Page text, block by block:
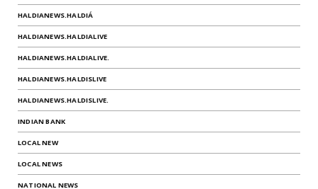
HALDIANEWS.HALDIÁ
HALDIANEWS.HALDIALIVE
HALDIANEWS.HALDIALIVE.
HALDIANEWS.HALDISLIVE
HALDIANEWS.HALDISLIVE.
INDIAN BANK
LOCAL NEW
LOCAL NEWS
NATIONAL NEWS